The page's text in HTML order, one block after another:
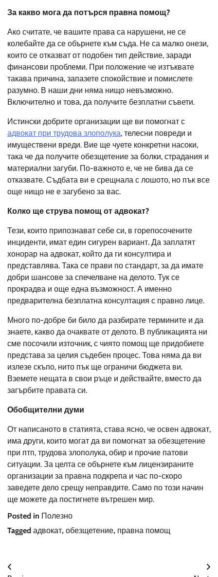
За какво мога да потърся правна помощ?
Ако считате, че вашите права са нарушени, не се
колебайте да се обърнете към съда. Не са малко онези,
които се отказват от подобен тип действие, заради
финансови проблеми. При положение че изтъквате
такава причина, запазете спокойствие и помислете
разумно. В наши дни няма нищо невъзможно.
Включително и това, да получите безплатни съвети.
Истински добрите организации ще ви помогнат с
адвокат при трудова злополука, телесни повреди и
имуществени вреди. Вие ще чуете конкретни насоки,
така че да получите обезщетение за болки, страдания и
материални загуби. По-важното е, че не бива да се
отказвате. Съдбата ви е срещнала с лошото, но пък все
още нищо не е загубено за вас.
Колко ще струва помощ от адвокат?
Тези, които припознават себе си, в горепосочените
инциденти, имат един сигурен вариант. Да заплатят
хонорар на адвокат, който да ги консултира и
представлява. Така се прави по стандарт, за да имате
добри шансове за спечелване на делото. Тук се
прокрадва и още една възможност. А именно
предварителна безплатна консултация с правно лице.
Много по-добре би било да разбирате термините и да
знаете, какво да очаквате от делото. В публикацията ни
сме посочили източник, с чиято помощ ще придобиете
представа за целия съдебен процес. Това няма да ви
излезе скъпо, нито пък ще ограничи бюджета ви.
Вземете нещата в свои ръце и действайте, вместо да
загърбите правата си.
Обобщителни думи
От написаното в статията, става ясно, че освен адвокат,
има други, които могат да ви помогнат за обезщетение
при птп, трудова злополука, обир и прочие патови
ситуации. За целта се обърнете към лицензираните
организации за правна подкрепа и час по-скоро
заведете дело срещу неправдите. Само по този начин
ще можете да постигнете вътрешен мир.
Posted in Полезно
Tagged адвокат, обезщетение, правна помощ
Навигация